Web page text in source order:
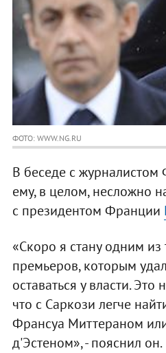
ФОТО: WWW.NG.RU
В беседе с журналистом
ему, в целом, несложно
с президентом Франции
«Скоро я стану одним из
премьеров, которым
оставаться у власти. Это
что с Саркози легче
Франсуа Миттераном
д'Эстеном», - пояснил он.